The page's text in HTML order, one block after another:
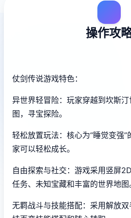
操作攻
仗剑传说游戏特色：
异世界轻冒险：玩家穿越到坎斯
图，寻宝探险。
轻松放置玩法：核心为“睡觉变强
家可以轻松成长。
自由探索与社交：游戏采用竖屏
任务、未知宝藏和丰富的世界地图
无羁战斗与技能搭配：采用解放